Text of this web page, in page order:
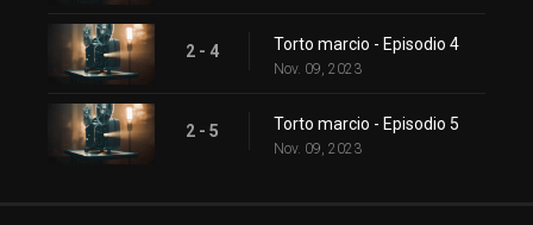
2 - 4 Torto marcio - Episodio 4
Nov. 09, 2023
2 - 5 Torto marcio - Episodio 5
Nov. 09, 2023